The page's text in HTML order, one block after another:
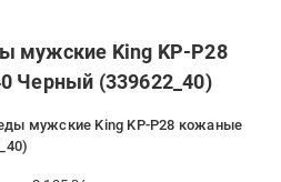
мужские King KP-P28
Черный (339622_40)
мужские King KP-P28 кожаные